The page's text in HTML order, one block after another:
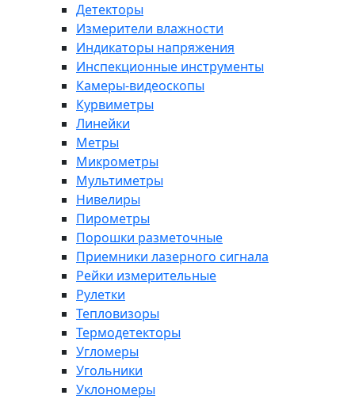
Детекторы
Измерители влажности
Индикаторы напряжения
Инспекционные инструменты
Камеры-видеоскопы
Курвиметры
Линейки
Метры
Микрометры
Мультиметры
Нивелиры
Пирометры
Порошки разметочные
Приемники лазерного сигнала
Рейки измерительные
Рулетки
Тепловизоры
Термодетекторы
Угломеры
Угольники
Уклономеры